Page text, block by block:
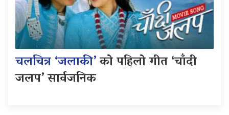
चलचित्र ‘जलाकी’को पहिलो गीत ‘चाँदी
जलप’ सार्वजनिक